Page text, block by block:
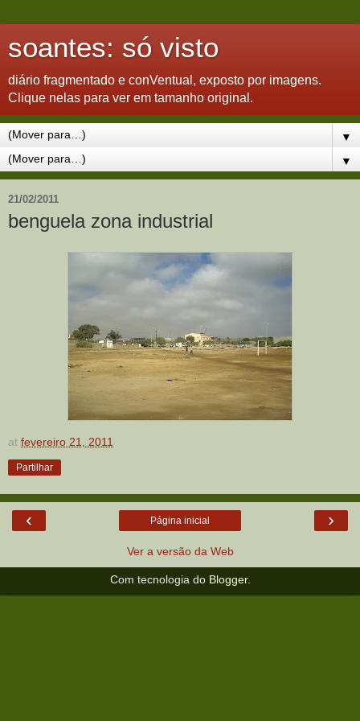
soantes: só visto
diário fragmentado e conVentual, exposto por imagens.
Clique nelas para ver em tamanho original.
▼
▼
21/02/2011
benguela zona industrial
at fevereiro 21, 2011
Partilhar
‹ ›
Página inicial
Ver a versão da Web
Com tecnologia do Blogger.